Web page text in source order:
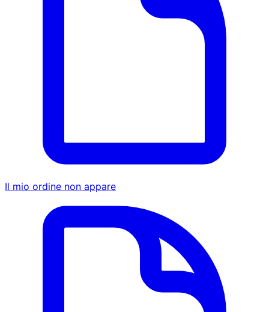
Il mio ordine non appare